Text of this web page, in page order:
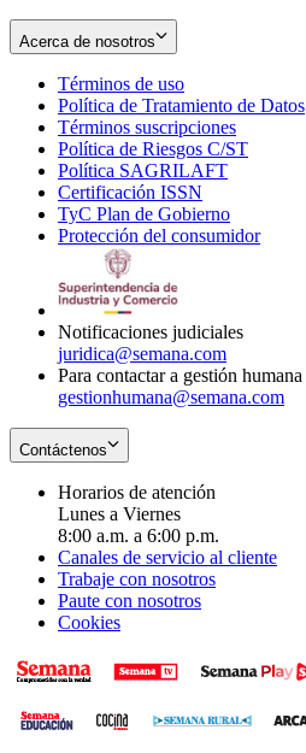
Acerca de nosotros
Términos de uso
in
new
window
Política de Tratamiento de Datos
Términos suscripciones
in
Política de Riesgos C/ST
Política SAGRILAFT
new
window
Certificación ISSN
in
new
TyC Plan de Gobierno
in
Protección del consumidorOpens
Notificaciones judiciales
juridica@semana.com
Para contactar a gestión humana
gestionhumana@semana.com
Contáctenos
Horarios de atención
Lunes a Viernes
8:00 a.m. a 6:00 p.m.
Canales de servicio al cliente
Trabaje con nosotros
Paute con nosotros
Cookies